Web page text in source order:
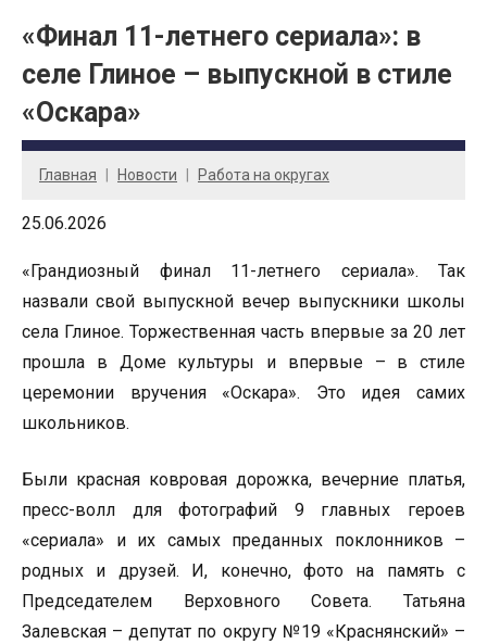
«Финал 11-летнего сериала»: в
селе Глиное – выпускной в стиле
«Оскара»
Главная Новости Работа на округах
25.06.2026
«Грандиозный финал 11-летнего сериала». Так
назвали свой выпускной вечер выпускники школы
села Глиное. Торжественная часть впервые за 20 лет
прошла в Доме культуры и впервые – в стиле
церемонии вручения «Оскара». Это идея самих
школьников.
Были красная ковровая дорожка, вечерние платья,
пресс-волл для фотографий 9 главных героев
«сериала» и их самых преданных поклонников –
родных и друзей. И, конечно, фото на память с
Председателем Верховного Совета. Татьяна
Залевская – депутат по округу №19 «Краснянский» –